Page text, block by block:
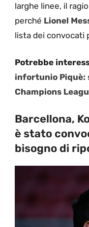
larghe linee, il
perché Lionel
lista dei convocati
Potrebbe
infortunio Piquè:
Champions
Barcellona,
è stato
bisogno di